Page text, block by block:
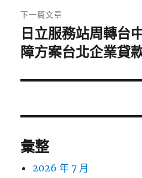
章:
下一篇文章
下
一
文
日立服務站周轉台
障方案台北企業貸
彙整
2026 年 7 月